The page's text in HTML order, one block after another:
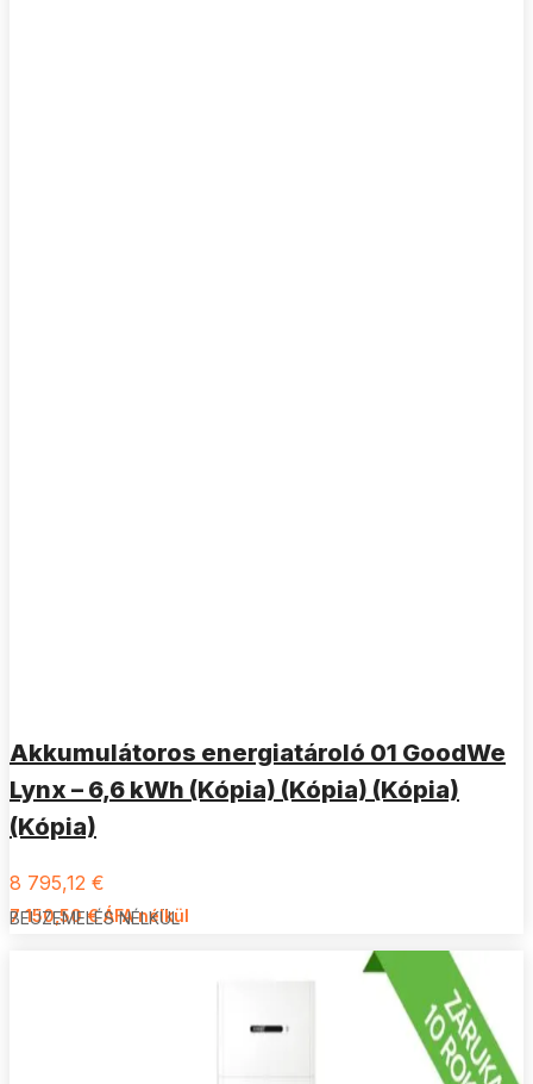
Akkumulátoros energiatároló 01 GoodWe
Lynx – 6,6 kWh (Kópia) (Kópia) (Kópia)
(Kópia)
8 795,12 €
7 150,50€ÁFA nélkül
BEÜZEMELÉS NÉLKÜL